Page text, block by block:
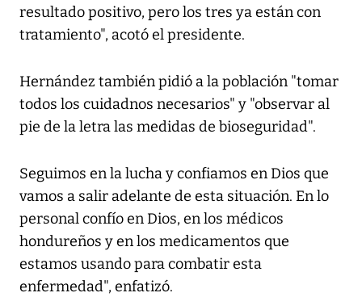
resultado positivo, pero los tres ya están con
tratamiento", acotó el presidente.
Hernández también pidió a la población "tomar
todos los cuidadnos necesarios" y "observar al
pie de la letra las medidas de bioseguridad".
Seguimos en la lucha y confiamos en Dios que
vamos a salir adelante de esta situación. En lo
personal confío en Dios, en los médicos
hondureños y en los medicamentos que
estamos usando para combatir esta
enfermedad", enfatizó.